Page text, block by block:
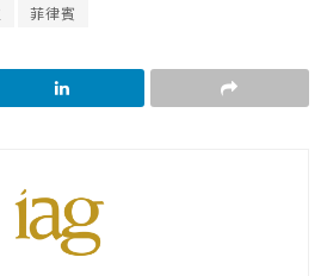
菲律賓